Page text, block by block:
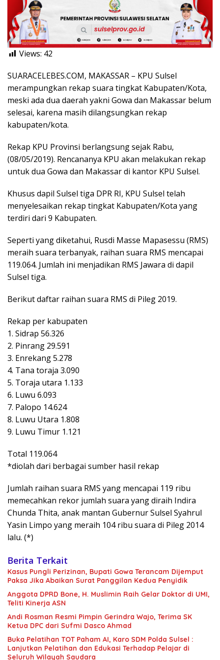
Views: 42
SUARACELEBES.COM, MAKASSAR – KPU Sulsel
merampungkan rekap suara tingkat Kabupaten/Kota,
meski ada dua daerah yakni Gowa dan Makassar belum
selesai, karena masih dilangsungkan rekap
kabupaten/kota.
Rekap KPU Provinsi berlangsung sejak Rabu,
(08/05/2019). Rencananya KPU akan melakukan rekap
untuk dua Gowa dan Makassar di kantor KPU Sulsel.
Khusus dapil Sulsel tiga DPR RI, KPU Sulsel telah
menyelesaikan rekap tingkat Kabupaten/Kota yang
terdiri dari 9 Kabupaten.
Seperti yang diketahui, Rusdi Masse Mapasessu (RMS)
meraih suara terbanyak, raihan suara RMS mencapai
119.064. Jumlah ini menjadikan RMS Jawara di dapil
Sulsel tiga.
Berikut daftar raihan suara RMS di Pileg 2019.
Rekap per kabupaten
1. Sidrap 56.326
2. Pinrang 29.591
3. Enrekang 5.278
4. Tana toraja 3.090
5. Toraja utara 1.133
6. Luwu 6.093
7. Palopo 14.624
8. Luwu Utara 1.808
9. Luwu Timur 1.121
Total 119.064
*diolah dari berbagai sumber hasil rekap
Jumlah raihan suara RMS yang mencapai 119 ribu
memecahkan rekor jumlah suara yang diraih Indira
Chunda Thita, anak mantan Gubernur Sulsel Syahrul
Yasin Limpo yang meraih 104 ribu suara di Pileg 2014
lalu. (*)
Berita Terkait
Kasus Pungli Perizinan, Bupati Gowa Terancam Dijemput
Paksa Jika Abaikan Surat Panggilan Kedua Penyidik
Anggota DPRD Bone, H. Muslimin Raih Gelar Doktor di UMI,
Teliti Kinerja ASN
Andi Rosman Resmi Pimpin Gerindra Wajo, Terima SK
Ketua DPC dari Sufmi Dasco Ahmad
Buka Pelatihan TOT Paham AI, Karo SDM Polda Sulsel :
Lanjutkan Pelatihan dan Edukasi Terhadap Pelajar di
Seluruh Wilayah Saudara